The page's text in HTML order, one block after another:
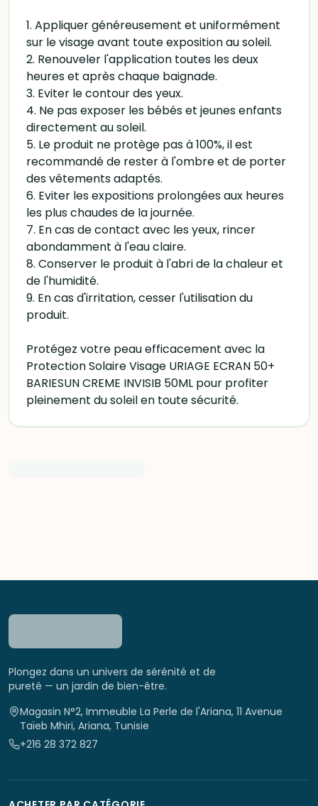
1. Appliquer généreusement et uniformément
sur le visage avant toute exposition au soleil.
2. Renouveler l'application toutes les deux
heures et après chaque baignade.
3. Eviter le contour des yeux.
4. Ne pas exposer les bébés et jeunes enfants
directement au soleil.
5. Le produit ne protège pas à 100%, il est
recommandé de rester à l'ombre et de porter
des vêtements adaptés.
6. Eviter les expositions prolongées aux heures
les plus chaudes de la journée.
7. En cas de contact avec les yeux, rincer
abondamment à l'eau claire.
8. Conserver le produit à l'abri de la chaleur et
de l'humidité.
9. En cas d'irritation, cesser l'utilisation du
produit.
Protégez votre peau efficacement avec la
Protection Solaire Visage URIAGE ECRAN 50+
BARIESUN CREME INVISIB 50ML pour profiter
pleinement du soleil en toute sécurité.
Plongez dans un univers de sérénité et de
pureté — un jardin de bien-être.
Magasin N°2, Immeuble La Perle de l'Ariana, 11 Avenue
Taïeb Mhiri, Ariana, Tunisie
+216 28 372 827